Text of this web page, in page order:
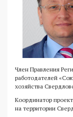
Член Правления
работодателей
хозяйства
Координатор
на территории